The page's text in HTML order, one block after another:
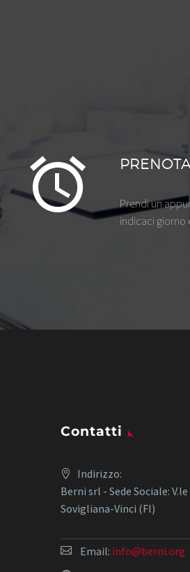
Prendi un
indicaci giorno
Contatti
Indirizzo:
Berni srl - Sede Sociale:
Sovigliana-Vinci (FI)
Email: info@berni.org